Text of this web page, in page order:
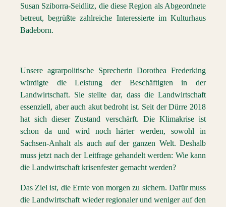
Susan Sziborra-Seidlitz, die diese Region als Abgeordnete
betreut, begrüßte zahlreiche Interessierte im Kulturhaus
Badeborn.
Unsere agrarpolitische Sprecherin Dorothea Frederking
würdigte die Leistung der Beschäftigten in der
Landwirtschaft. Sie stellte dar, dass die Landwirtschaft
essenziell, aber auch akut bedroht ist. Seit der Dürre 2018
hat sich dieser Zustand verschärft. Die Klimakrise ist
schon da und wird noch härter werden, sowohl in
Sachsen-Anhalt als auch auf der ganzen Welt. Deshalb
muss jetzt nach der Leitfrage gehandelt werden: Wie kann
die Landwirtschaft krisenfester gemacht werden?
Das Ziel ist, die Ernte von morgen zu sichern. Dafür muss
die Landwirtschaft wieder regionaler und weniger auf den